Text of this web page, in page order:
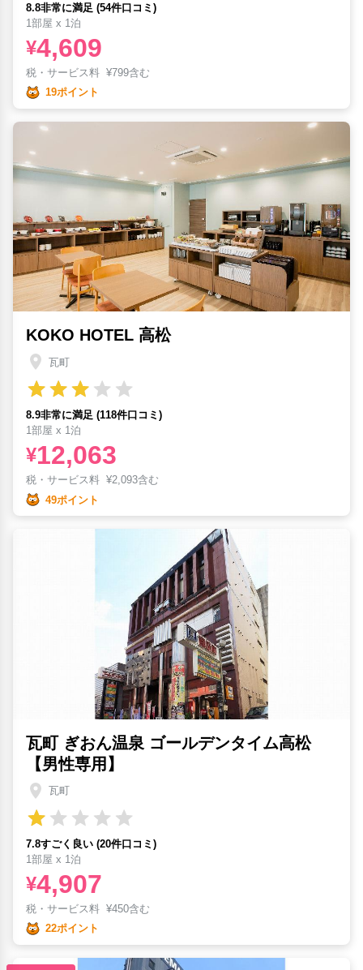
8.8非常に満足 (54件口コミ)
1部屋 x 1泊
¥4,609
税・サービス料 ¥799含む
19ポイント
KOKO HOTEL 高松
瓦町
8.9非常に満足 (118件口コミ)
1部屋 x 1泊
¥12,063
税・サービス料 ¥2,093含む
49ポイント
瓦町 ぎおん温泉 ゴールデンタイム高松
【男性専用】
瓦町
7.8すごく良い (20件口コミ)
1部屋 x 1泊
¥4,907
税・サービス料 ¥450含む
22ポイント